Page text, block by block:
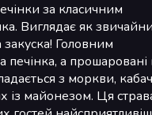
за класичним
Виглядає як
Головним
печінка, а
з моркви,
із майонезом. Ця